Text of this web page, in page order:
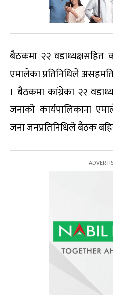
बैठकमा २२ वडाध्यक्षसहित
एमालेका प्रतिनिधिले
। बैठकमा कांग्रेका २२
जनाको कार्यपालिकामा
जना जनप्रतिनिधिले बैठक